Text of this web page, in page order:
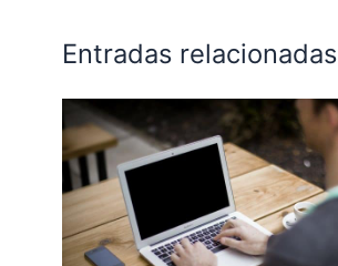
Entradas relacionadas